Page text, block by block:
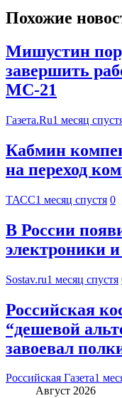
Похожие
Мишустин
завершить
МС-21
Газета.Ru1 месяц
Кабмин
на переход
ТАСС1 месяц спустя 0
В России
электроники
Sostav.ru1 месяц спустя
Российская
“дешевой
завоевал
Российская Газета1
Август 2026